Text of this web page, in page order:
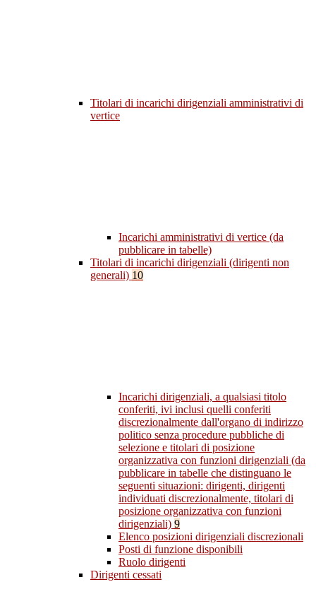
Titolari di incarichi dirigenziali amministrativi di
vertice
Incarichi amministrativi di vertice (da
pubblicare in tabelle)
Titolari di incarichi dirigenziali (dirigenti non
generali) 10
Incarichi dirigenziali, a qualsiasi titolo
conferiti, ivi inclusi quelli conferiti
discrezionalmente dall'organo di indirizzo
politico senza procedure pubbliche di
selezione e titolari di posizione
organizzativa con funzioni dirigenziali (da
pubblicare in tabelle che distinguano le
seguenti situazioni: dirigenti, dirigenti
individuati discrezionalmente, titolari di
posizione organizzativa con funzioni
dirigenziali) 9
Elenco posizioni dirigenziali discrezionali
Posti di funzione disponibili
Ruolo dirigenti
Dirigenti cessati